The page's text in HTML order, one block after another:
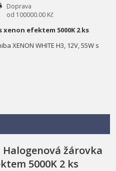
Doprava
od 100000.00 Kč
xenon efektem 5000K 2 ks
XENON WHITE H3, 12V, 55W s
až jemně modré světlo). Sada
patice H3
žárovka
5000K 2 ks